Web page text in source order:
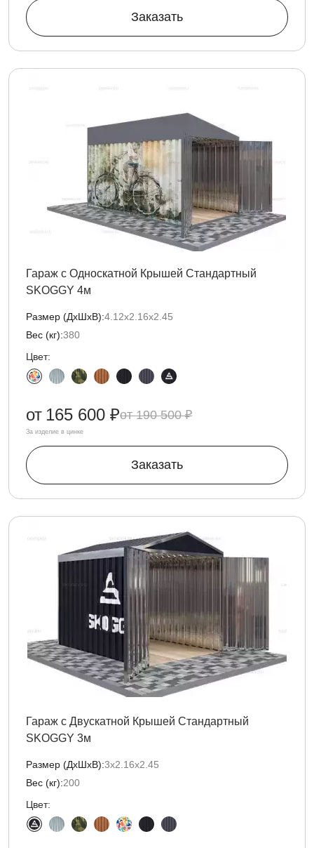
Заказать
Гараж с Односкатной Крышей Стандартный
SKOGGY 4м
Размер (ДxШxВ):4.12х2.16х2.45
Вес (кг):380
Цвет:
190 500 ₽
от 165 600 ₽
За изделие в цинке
Заказать
Гараж с Двускатной Крышей Стандартный
SKOGGY 3м
Размер (ДxШxВ):3х2.16х2.45
Вес (кг):200
Цвет: